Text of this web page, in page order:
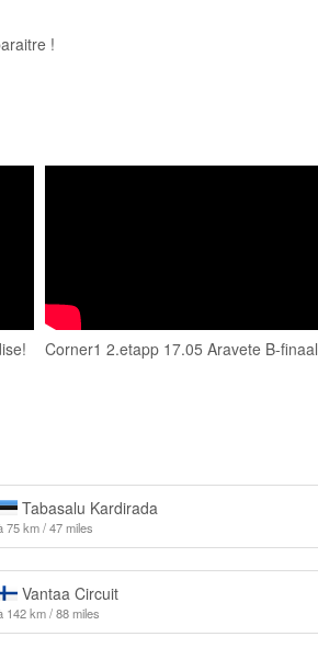
!
Corner1 2.etapp 17.05 Aravete B-finaal
Tabasalu Kardirada
75 km / 47 miles
Vantaa Circuit
142 km / 88 miles